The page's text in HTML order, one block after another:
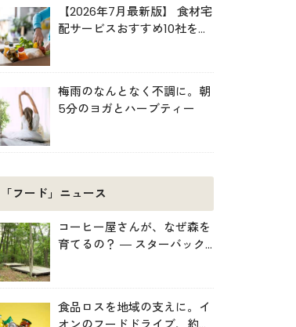
【2026年7月最新版】 食材宅
配サービスおすすめ10社を比
梅雨のなんとなく不調に。朝
5分のヨガとハーブティー
「フード」ニュース
コーヒー屋さんが、なぜ森を
育てるの？ ― スターバック
食品ロスを地域の支えに。イ